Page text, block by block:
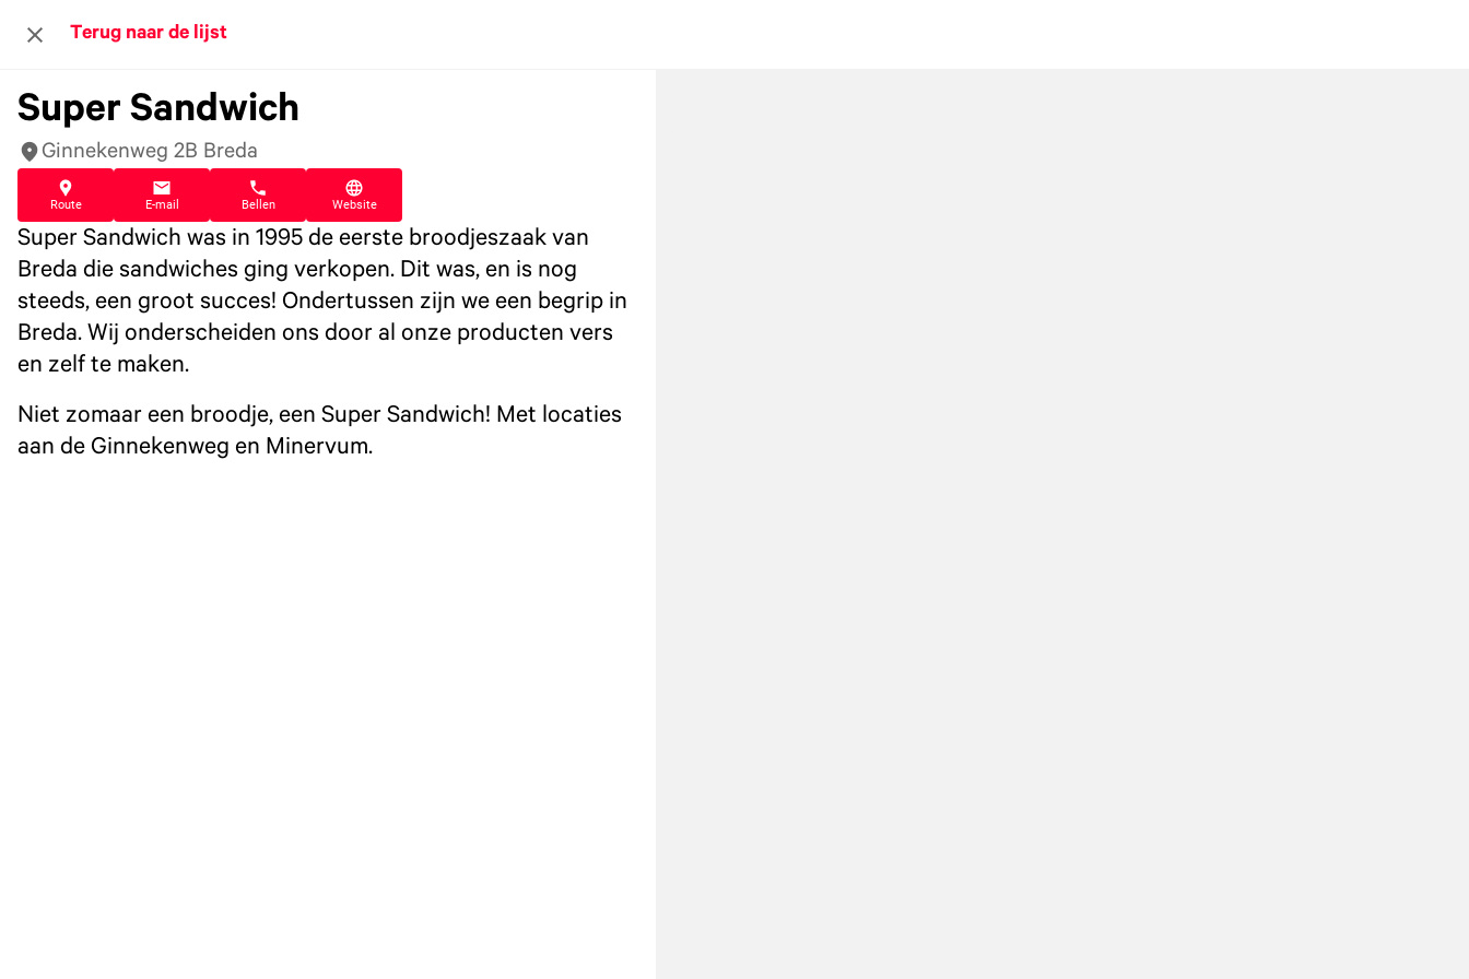
Terug naar de lijst
Super Sandwich
Ginnekenweg 2B Breda
Route E-mail Bellen Website
Super Sandwich was in 1995 de eerste broodjeszaak van
Breda die sandwiches ging verkopen. Dit was, en is nog
steeds, een groot succes! Ondertussen zijn we een begrip in
Breda. Wij onderscheiden ons door al onze producten vers
en zelf te maken.
Niet zomaar een broodje, een Super Sandwich! Met locaties
aan de Ginnekenweg en Minervum.